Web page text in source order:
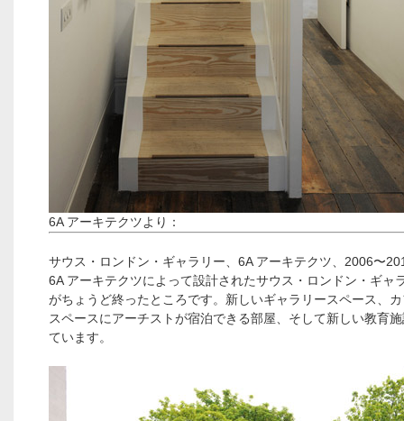
6A アーキテクツより：
サウス・ロンドン・ギャラリー、6A アーキテクツ、2006〜
6A アーキテクツによって設計されたサウス・ロンドン・ギャ
がちょうど終ったところです。新しいギャラリースペース、
スペースにアーチストが宿泊できる部屋、そして新しい教育
ています。